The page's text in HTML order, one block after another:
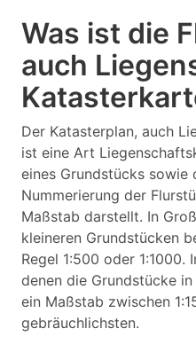
Was ist die
auch
Der Katasterplan, auch
ist eine Art
eines Grundstücks sowie
Nummerierung der
Maßstab darstellt. In
kleineren Grundstücken
Regel 1:500 oder 1:1000.
denen die Grundstücke
ein Maßstab zwischen
gebräuchlichsten.